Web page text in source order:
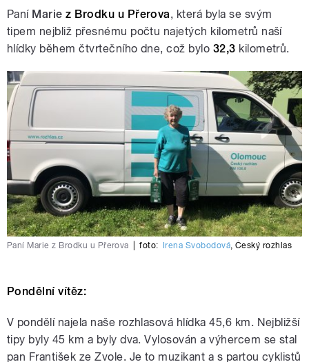
Paní Marie z Brodku u Přerova, která byla se svým
tipem nejbliž přesnému počtu najetých kilometrů naší
hlídky během čtvrtečního dne, což bylo 32,3 kilometrů.
Paní Marie z Brodku u Přerova foto: Irena Svobodová, Český rozhlas
Pondělní vítěz:
V pondělí najela naše rozhlasová hlídka 45,6 km. Nejbližší
tipy byly 45 km a byly dva. Vylosován a výhercem se stal
pan František ze Zvole. Je to muzikant a s partou cyklistů